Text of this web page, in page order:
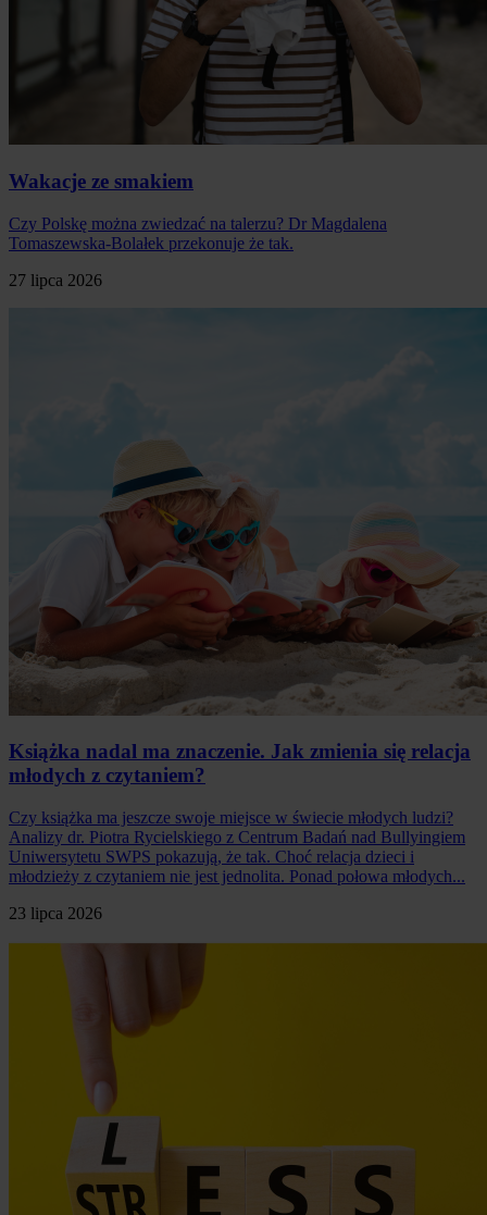
Wakacje ze smakiem
Czy Polskę można zwiedzać na talerzu? Dr Magdalena
Tomaszewska-Bolałek przekonuje że tak.
27 lipca 2026
Książka nadal ma znaczenie. Jak zmienia się relacja
młodych z czytaniem?
Czy książka ma jeszcze swoje miejsce w świecie młodych ludzi?
Analizy dr. Piotra Rycielskiego z Centrum Badań nad Bullyingiem
Uniwersytetu SWPS pokazują, że tak. Choć relacja dzieci i
młodzieży z czytaniem nie jest jednolita. Ponad połowa młodych...
23 lipca 2026